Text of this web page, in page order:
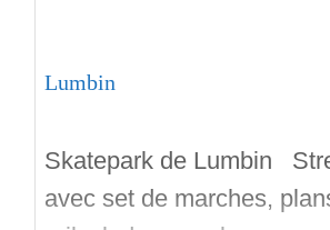
Lumbin
Skatepark de Lumbin
avec set de marches,